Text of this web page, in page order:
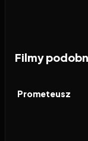
Filmy
FILM
Prometeusz